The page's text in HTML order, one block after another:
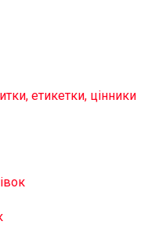
етикетки, цінники